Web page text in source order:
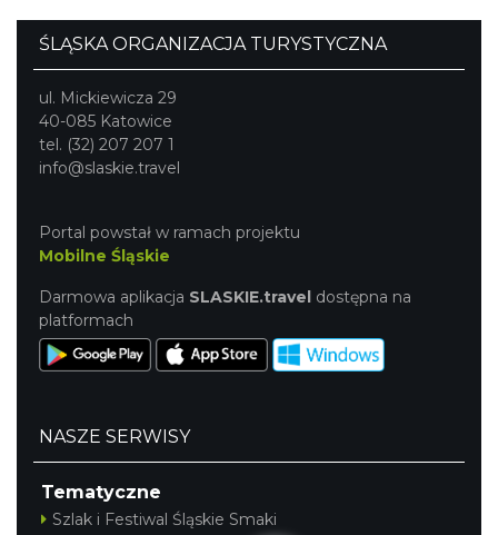
ŚLĄSKA ORGANIZACJA TURYSTYCZNA
ul. Mickiewicza 29
40-085 Katowice
tel. (32) 207 207 1
info@slaskie.travel
Portal powstał w ramach projektu
Mobilne Śląskie
Darmowa aplikacja SLASKIE.travel dostępna na
platformach
NASZE SERWISY
Tematyczne
Szlak i Festiwal Śląskie Smaki